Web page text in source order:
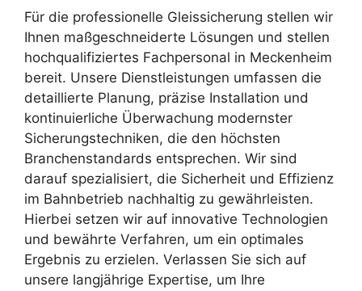
Für die professionelle Gleissicherung stellen wir
Ihnen maßgeschneiderte Lösungen und stellen
hochqualifiziertes Fachpersonal in Meckenheim
bereit. Unsere Dienstleistungen umfassen die
detaillierte Planung, präzise Installation und
kontinuierliche Überwachung modernster
Sicherungstechniken, die den höchsten
Branchenstandards entsprechen. Wir sind
darauf spezialisiert, die Sicherheit und Effizienz
im Bahnbetrieb nachhaltig zu gewährleisten.
Hierbei setzen wir auf innovative Technologien
und bewährte Verfahren, um ein optimales
Ergebnis zu erzielen. Verlassen Sie sich auf
unsere langjährige Expertise, um Ihre